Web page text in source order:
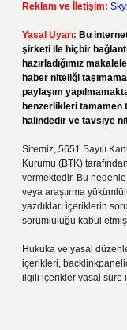
Reklam ve İletişim:
Yasal Uyarı: Bu
şirketi ile hiçbir
hazırladığımız
haber niteliği
paylaşım
benzerlikleri tamamen
halindedir ve tavsiye
Sitemiz, 5651 Sayılı
Kurumu (BTK)
vermektedir. Bu
veya araştırma
yazdıkları içeriklerin
sorumluluğu kabul etmiş
Hukuka ve yasal
içerikleri,
ilgili içerikler yasal süre